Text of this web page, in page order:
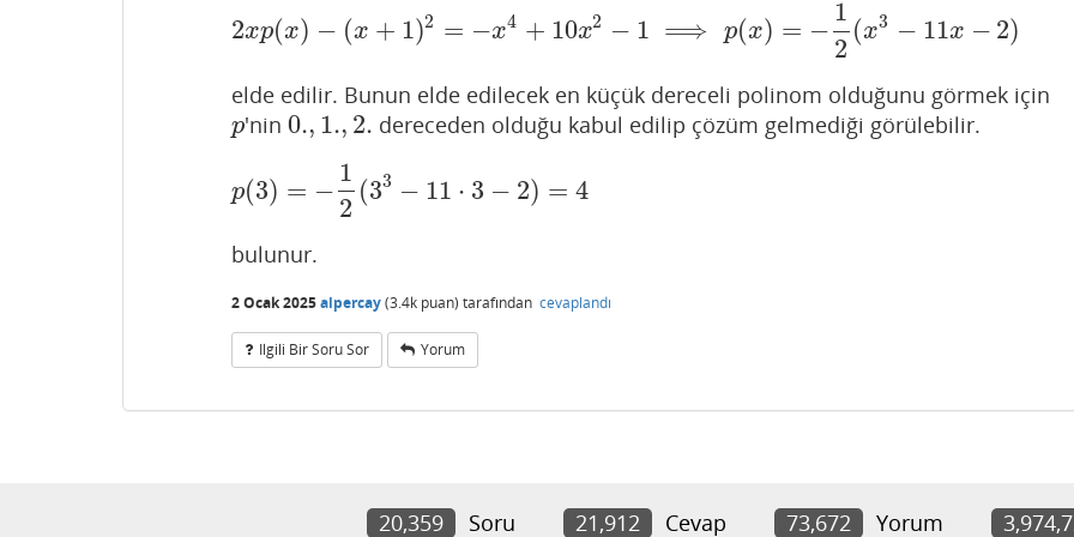
2xp(x) − (x + 1)2 = −x4 + 10x2 − 1 ⟹ p(x) = −
1
2
(x3 − 11x − 2)
2 xp(x )−( x+1)2=−x 4+10x 2− 1⟹p(x =−12(x 3− 11x−2)
elde edilir. Bunun elde edilecek en küçük dereceli polinom olduğunu görmek için
p
p'nin0., 1., 2.
0.,1.,2. dereceden olduğu kabul edilip çözüm gelmediği görülebilir.
p(3) = −
1
2
(33 − 11 ⋅ 3 − 2) = 4
p (3)=− 12(3 3− 11⋅ 3 −2 )= 4
bulunur.
2 Ocak 2025alpercay(3.4k puan) tarafından cevaplandı
Ilgili Bir Soru Sor Yorum
20,359 Soru 21,912 Cevap 73,672 Yorum